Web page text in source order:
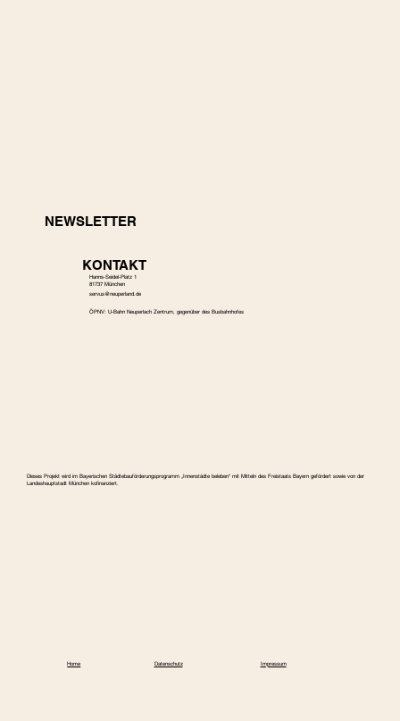
KONTAKT
Hanns-Seidel-Platz 1
81737 München
servus@neuperland.de
ÖPNV: U-Bahn Neuperlach Zentrum, gegenüber des Busbahnhofes
NEWSLETTER
Dieses Projekt wird im Bayerischen Städtebauförderungspro­gramm „Innenstädte beleben“ mit Mitteln des Freistaats Bayern gefördert sowie von der
Landeshauptstadt München kofinanziert.
Home Datenschutz Impressum